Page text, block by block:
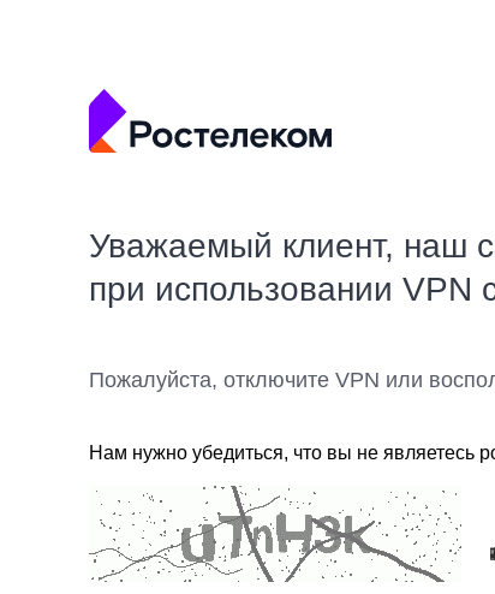
Уважаемый клиент, наш
при использовании VPN
Пожалуйста, отключите VPN или
Нам нужно убедиться, что вы не являетесь